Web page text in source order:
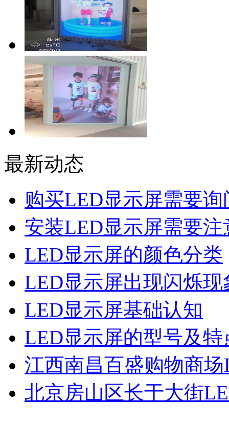
最新动态
购买LED显示屏需要询
安装LED显示屏需要注
LED显示屏的颜色分类
LED显示屏出现闪烁现
LED显示屏基础认知
LED显示屏的型号及特
江西南昌百盛购物商
北京房山区长于大街